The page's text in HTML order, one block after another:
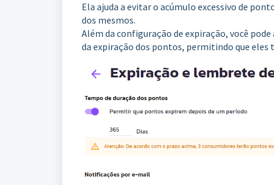
Ela ajuda a evitar o acúmulo excessivo de
dos mesmos.
Além da configuração de expiração, você
da expiração dos pontos, permitindo que